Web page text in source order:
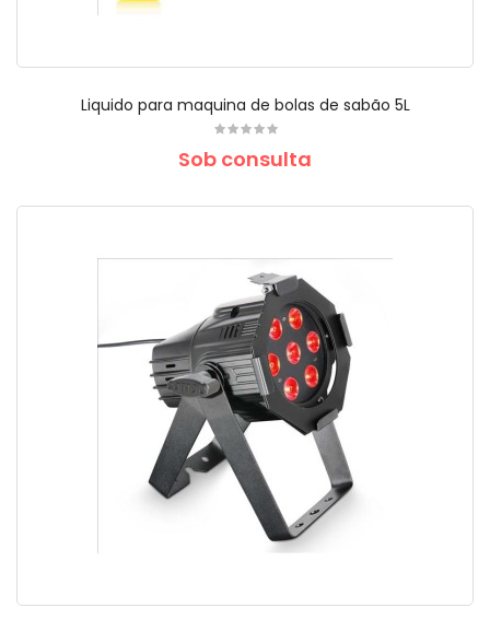
Liquido para maquina de bolas de sabão 5L
Sob consulta